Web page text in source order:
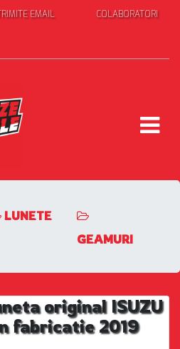
EMAIL COLABORATORI
LUNETE
GEAMURI
original ISUZU
fabricatie 2019